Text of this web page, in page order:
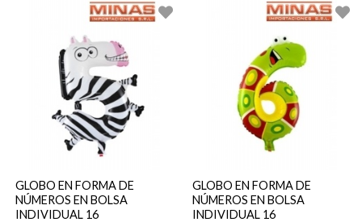
GLOBO EN FORMA DE
NÚMEROS EN BOLSA
INDIVIDUAL 16
GLOBO EN FORMA DE
NÚMEROS EN BOLSA
INDIVIDUAL 16